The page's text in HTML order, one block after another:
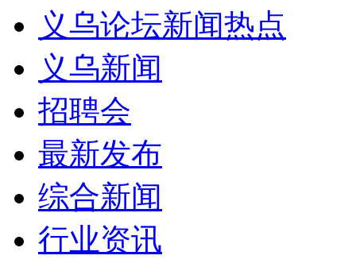
义乌论坛新闻热点
义乌新闻
招聘会
最新发布
综合新闻
行业资讯